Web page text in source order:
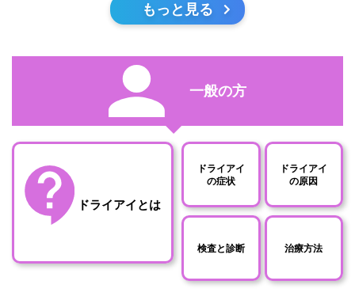
もっと見る
一般の方
ドライアイとは
ドライアイ
の症状
ドライアイ
の原因
検査と診断 治療方法